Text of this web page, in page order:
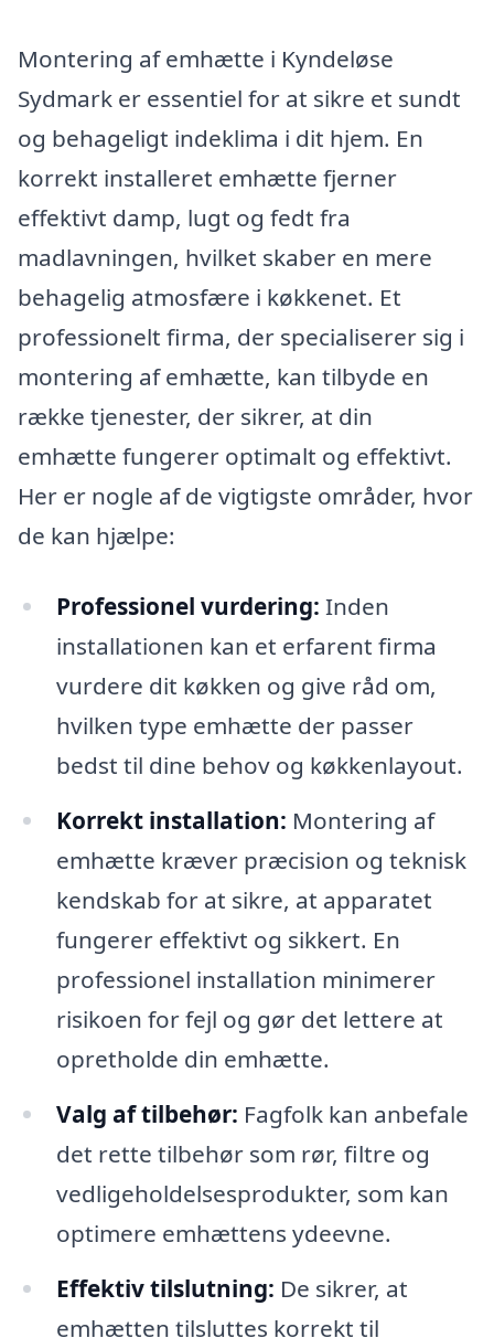
Montering af emhætte i Kyndeløse
Sydmark er essentiel for at sikre et sundt
og behageligt indeklima i dit hjem. En
korrekt installeret emhætte fjerner
effektivt damp, lugt og fedt fra
madlavningen, hvilket skaber en mere
behagelig atmosfære i køkkenet. Et
professionelt firma, der specialiserer sig i
montering af emhætte, kan tilbyde en
række tjenester, der sikrer, at din
emhætte fungerer optimalt og effektivt.
Her er nogle af de vigtigste områder, hvor
de kan hjælpe:
Professionel vurdering: Inden
installationen kan et erfarent firma
vurdere dit køkken og give råd om,
hvilken type emhætte der passer
bedst til dine behov og køkkenlayout.
Korrekt installation: Montering af
emhætte kræver præcision og teknisk
kendskab for at sikre, at apparatet
fungerer effektivt og sikkert. En
professionel installation minimerer
risikoen for fejl og gør det lettere at
opretholde din emhætte.
Valg af tilbehør: Fagfolk kan anbefale
det rette tilbehør som rør, filtre og
vedligeholdelsesprodukter, som kan
optimere emhættens ydeevne.
Effektiv tilslutning: De sikrer, at
emhætten tilsluttes korrekt til